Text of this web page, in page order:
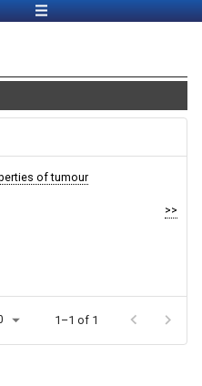
of tumour
>>
1–1 of 1